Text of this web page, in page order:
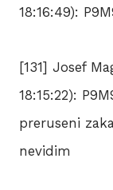
18:16:49):
[131] Josef
18:15:22):
preruseni
nevidim